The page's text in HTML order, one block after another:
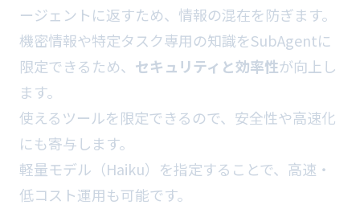
ージェントに返すため、情報の混在を防ぎます。
機密情報や特定タスク専用の知識をSubAgentに
限定できるため、 セキュリティと効率性が向上し
ます。
使えるツールを限定できるので、安全性や高速化
にも寄与します。
軽量モデル（Haiku）を指定することで、高速・
低コスト運用も可能です。